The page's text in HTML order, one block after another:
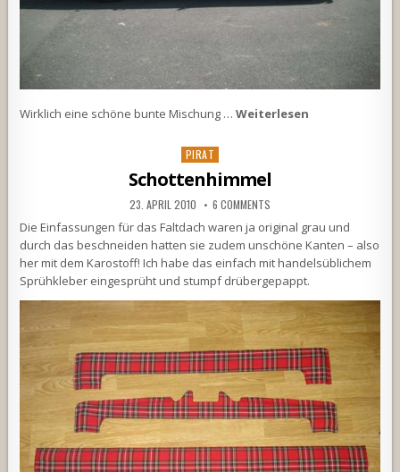
Wirklich eine schöne bunte Mischung …Weiterlesen
Posted
in
PIRAT
Schottenhimmel
23. APRIL 2010 6 COMMENTS
Die Einfassungen für das Faltdach waren ja original grau und
durch das beschneiden hatten sie zudem unschöne Kanten – also
her mit dem Karostoff! Ich habe das einfach mit handelsüblichem
Sprühkleber eingesprüht und stumpf drübergepappt.